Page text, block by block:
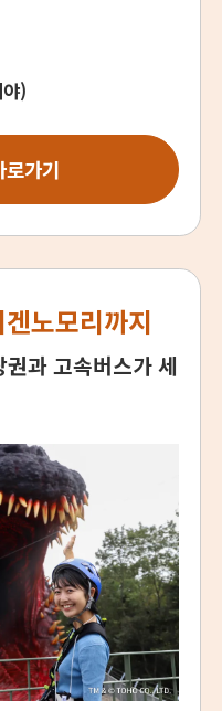
)
가기
노모리까지
권과 고속버스가 세